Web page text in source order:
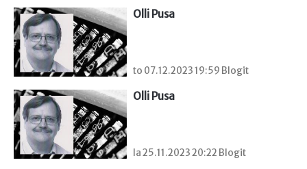
Olli Pusa
to 07.12.2023 19:59 Blogit
Olli Pusa
la 25.11.2023 20:22 Blogit